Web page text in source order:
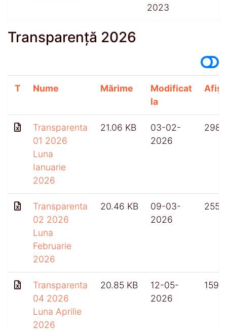
2023
Transparență 2026
T Nume Mărime
Modificat
la
Transparenta
01 2026
Luna
Ianuarie
2026
21.06 KB
03-02-
2026
298
Transparenta
02 2026
Luna
Februarie
2026
20.46 KB
09-03-
2026
255
Transparenta
04 2026
Luna Aprilie
2026
20.85 KB
12-05-
2026
159